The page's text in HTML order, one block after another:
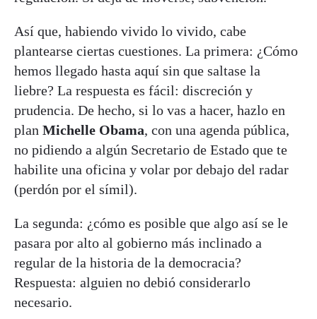
Así que, habiendo vivido lo vivido, cabe
plantearse ciertas cuestiones. La primera: ¿Cómo
hemos llegado hasta aquí sin que saltase la
liebre? La respuesta es fácil: discreción y
prudencia. De hecho, si lo vas a hacer, hazlo en
plan Michelle Obama, con una agenda pública,
no pidiendo a algún Secretario de Estado que te
habilite una oficina y volar por debajo del radar
(perdón por el símil).
La segunda: ¿cómo es posible que algo así se le
pasara por alto al gobierno más inclinado a
regular de la historia de la democracia?
Respuesta: alguien no debió considerarlo
necesario.